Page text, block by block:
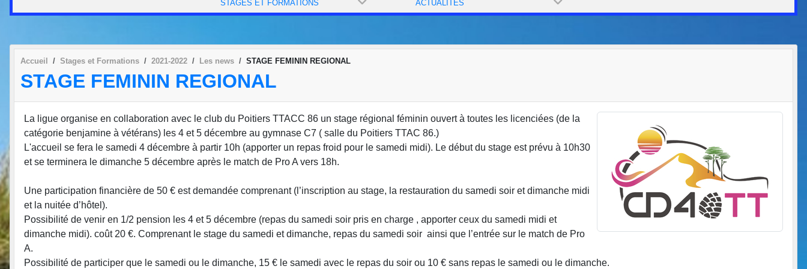
STAGES ET FORMATIONS ACTUALITÉS
Accueil Stages et Formations 2021-2022 Les news STAGE FEMININ REGIONAL
STAGE FEMININ REGIONAL
La ligue organise en collaboration avec le club du Poitiers TTACC 86 un stage régional féminin ouvert à toutes les licenciées (de la
catégorie benjamine à vétérans) les 4 et 5 décembre au gymnase C7 ( salle du Poitiers TTAC 86.)
L'accueil se fera le samedi 4 décembre à partir 10h (apporter un repas froid pour le samedi midi). Le début du stage est prévu à 10h30
et se terminera le dimanche 5 décembre après le match de Pro A vers 18h.
Une participation financière de 50 € est demandée comprenant (l’inscription au stage, la restauration du samedi soir et dimanche midi
et la nuitée d’hôtel).
Possibilité de venir en 1/2 pension les 4 et 5 décembre (repas du samedi soir pris en charge , apporter ceux du samedi midi et
dimanche midi). coût 20 €. Comprenant le stage du samedi et dimanche, repas du samedi soir ainsi que l’entrée sur le match de Pro
A.
Possibilité de participer que le samedi ou le dimanche, 15 € le samedi avec le repas du soir ou 10 € sans repas le samedi ou le dimanche.